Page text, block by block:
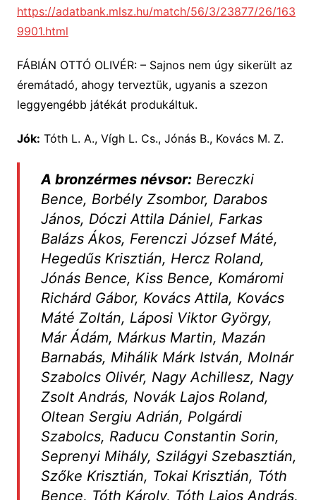
https://adatbank.mlsz.hu/match/56/3/23877/26/163
9901.html
FÁBIÁN OTTÓ OLIVÉR: – Sajnos nem úgy sikerült az
éremátadó, ahogy terveztük, ugyanis a szezon
leggyengébb játékát produkáltuk.
Jók: Tóth L. A., Vígh L. Cs., Jónás B., Kovács M. Z.
A bronzérmes névsor:Bereczki
Bence, Borbély Zsombor, Darabos
János, Dóczi Attila Dániel, Farkas
Balázs Ákos, Ferenczi József Máté,
Hegedűs Krisztián, Hercz Roland,
Jónás Bence, Kiss Bence, Komáromi
Richárd Gábor, Kovács Attila, Kovács
Máté Zoltán, Láposi Viktor György,
Már Ádám, Márkus Martin, Mazán
Barnabás, Mihálik Márk István, Molnár
Szabolcs Olivér, Nagy Achillesz, Nagy
Zsolt András, Novák Lajos Roland,
Oltean Sergiu Adrián, Polgárdi
Szabolcs, Raducu Constantin Sorin,
Seprenyi Mihály, Szilágyi Szebasztián,
Szőke Krisztián, Tokai Krisztián, Tóth
Bence, Tóth Károly, Tóth Lajos András,